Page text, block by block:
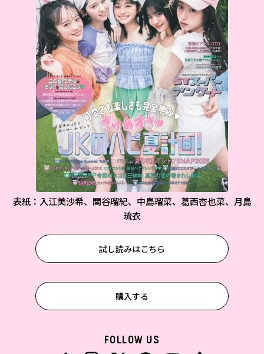
表紙：入江美沙希、関谷瑠紀、中島瑠菜、葛西杏也菜、月島
琉衣
試し読みはこちら
購入する
FOLLOW US